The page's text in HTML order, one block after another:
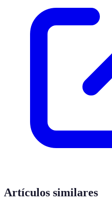
Artículos similares